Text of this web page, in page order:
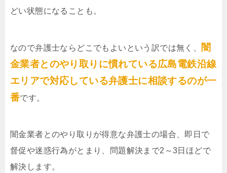
どい状態になることも。
なので弁護士ならどこでもよいという訳では無く、
闇
金業者とのやり取りに慣れている広島電鉄沿線
エリアで対応している弁護士に相談するのが一
番です。
闇金業者とのやり取りが得意な弁護士の場合、即日で
督促や迷惑行為がとまり、問題解決まで2～3日ほどで
解決します。